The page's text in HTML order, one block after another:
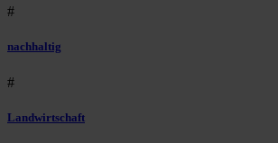
#
nachhaltig
#
Landwirtschaft